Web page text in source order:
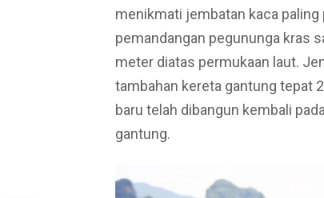
menikmati jembatan kaca
pemandangan pegununga kras
meter diatas permukaan laut.
tambahan kereta gantung tepat
baru telah dibangun kembali
gantung.